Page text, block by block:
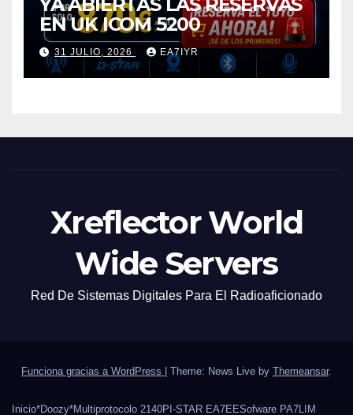
YA ABIERTAS LAS RESERVAS
EN UK ICOM 5200
31 JULIO, 2026 EA7IYR
Xreflector World
Wide Servers
Red De Sistemas Digitales Para El Radioaficionado
Funciona gracias a WordPress | Theme: News Live by Themeansar.
Inicio*Doozy*Multiprotocolo 2140PI-STAR EA7EESofware PA7LIM